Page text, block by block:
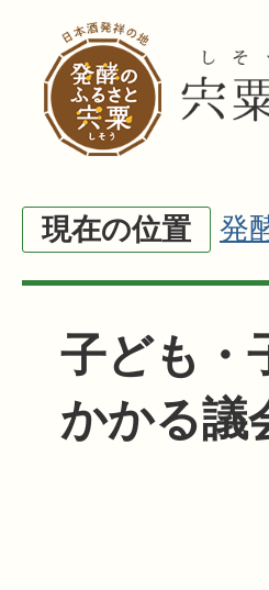
現在の位置 発
子ども・
かかる議